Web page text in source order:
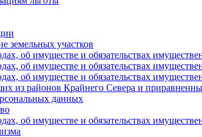
земельных участков
об имуществе и обязательствах
об имуществе и обязательствах
об имуществе и обязательствах
из районов Крайнего Севера и
данных
об имуществе и обязательствах